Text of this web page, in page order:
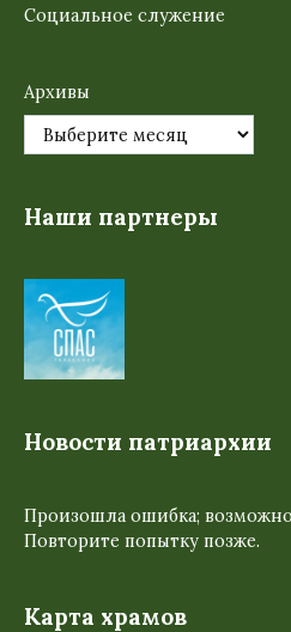
Социальное служение
Архивы
Наши партнеры
Новости патриархии
Произошла ошибка;
Повторите попытку позже.
Карта храмов